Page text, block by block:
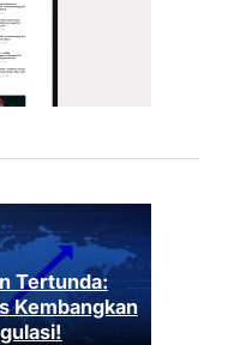
Tertunda:
Kembangkan